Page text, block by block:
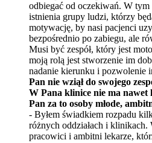
odbiegać od oczekiwań. W
istnienia grupy ludzi, którzy b
motywację, by nasi pacjenci
bezpośrednio po zabiegu, ale ró
Musi być zespół, który jest
moją rolą jest stworzenie im
nadanie kierunku i pozwolenie
Pan nie wziął do swojego
W Pana klinice nie ma
Pan za to osoby młode,
- Byłem świadkiem rozpadu
różnych oddziałach i klinikach.
pracowici i ambitni lekarze, któ